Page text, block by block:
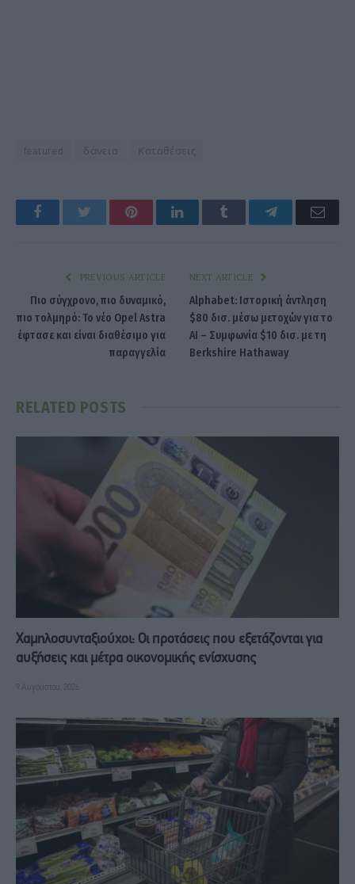
δάνεια Καταθέσεις
Facebook Twitter PinterestLinkedIn Tumblr Telegram
PREVIOUS ARTICLE
Πιο σύγχρονο, πιο δυναμικό,
πιο τολμηρό: Το νέο Opel Astra
έφτασε και είναι διαθέσιμο για
παραγγελία
NEXT ARTICLE
Alphabet: Ιστορική άντληση
$80 δισ. μέσω μετοχών για το
AI – Συμφωνία $10 δισ. με τη
Berkshire Hathaway
RELATED POSTS
Χαμηλοσυνταξιούχοι: Οι προτάσεις που εξετάζονται για
αυξήσεις και μέτρα οικονομικής ενίσχυσης
9 Αυγούστου, 2026